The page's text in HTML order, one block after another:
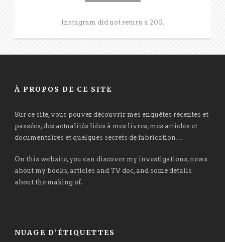
Instagram did not return a 200.
À PROPOS DE CE SITE
Sur ce site, vous pouvez découvrir mes enquêtes récentes et
passées, des actualités liées à mes livres, mes articles et
documentaires et quelques secrets de fabrication…
On this website, you can discover my investigations, news
about my books, articles and TV doc, and some details
about the making of.
NUAGE D’ÉTIQUETTES